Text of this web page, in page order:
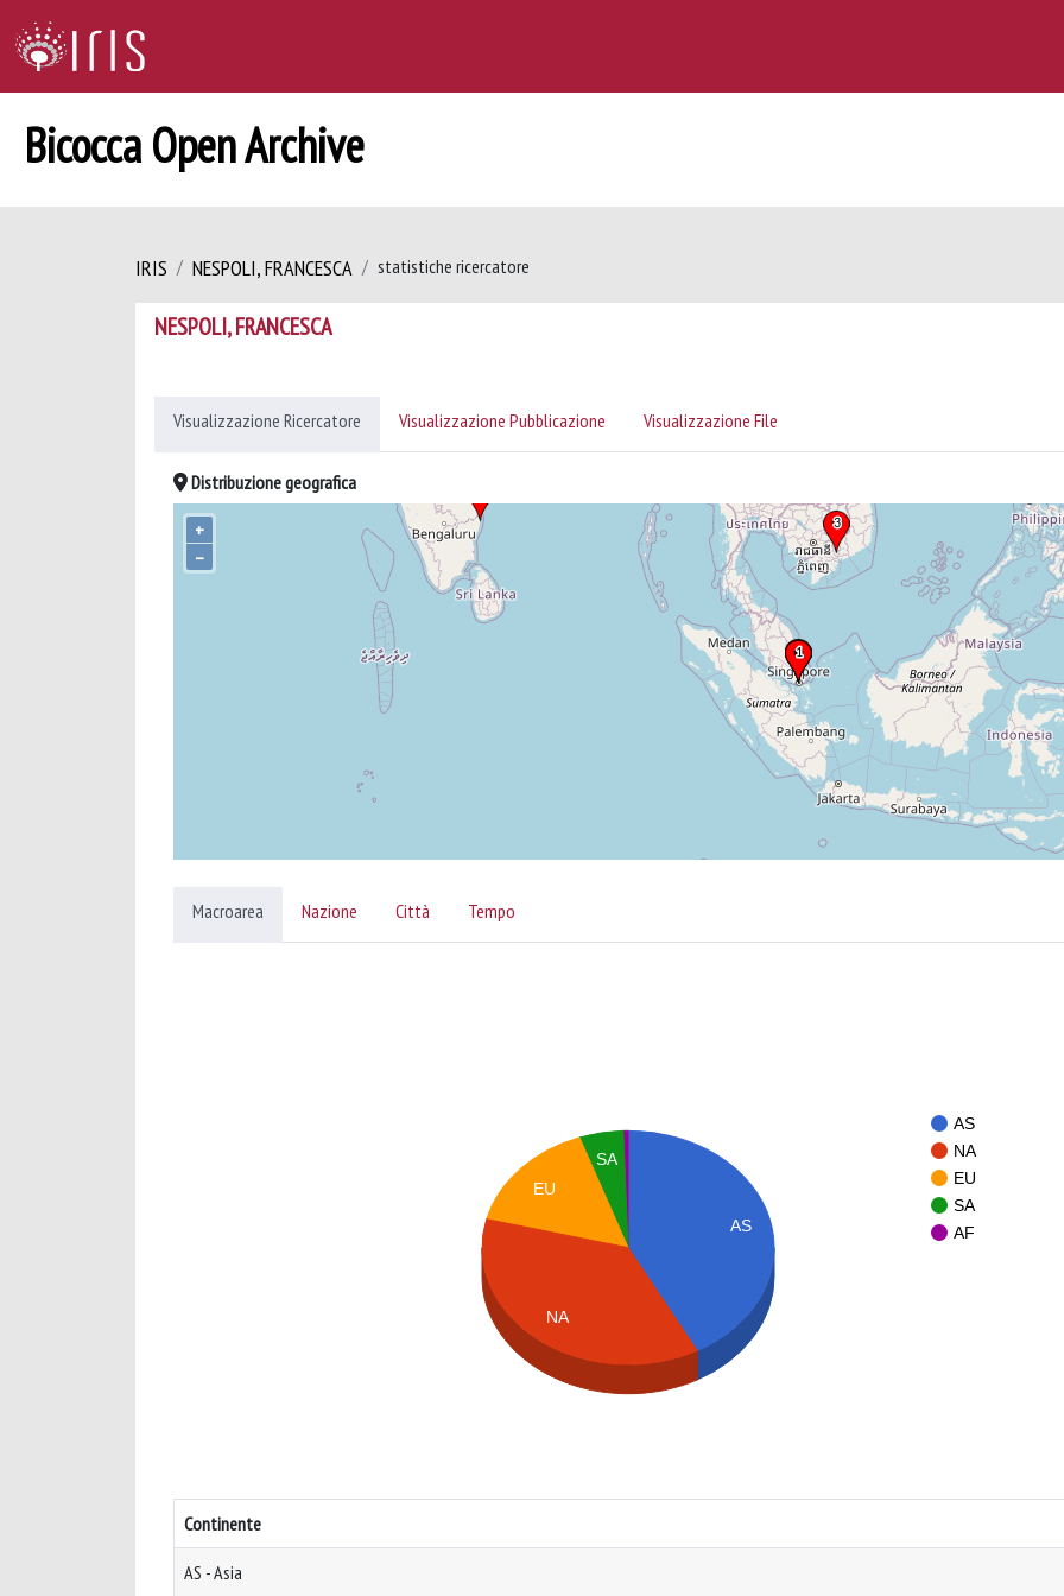
Bicocca Open Archive
IRIS NESPOLI, FRANCESCA statistiche ricercatore
NESPOLI, FRANCESCA
Visualizzazione Ricercatore Visualizzazione Pubblicazione Visualizzazione File
Distribuzione geografica
+
–
Macroarea Nazione Città Tempo
AS
NA
EU
SA
AF
AS
SA
EU
NA
Continente
AS - Asia